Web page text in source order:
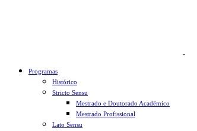
Programas
Histórico
Stricto Sensu
Mestrado e Doutorado Acadêmico
Mestrado Profissional
Lato Sensu